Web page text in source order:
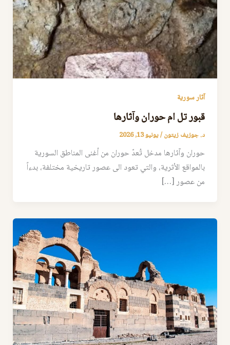
آثار سورية
قبور تل ام حوران وآثارها
د. جوزيف زيتون/يونيو 13, 2026
حوران وآثارها مدخل تُعدّ حوران من أغنى المناطق السورية
بالمواقع الأثرية، والتي تعود الى عصور تاريخية مختلفة، بدءاً
من عصور […]